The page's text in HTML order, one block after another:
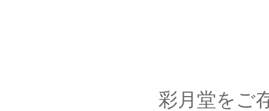
彩月堂をご存知で